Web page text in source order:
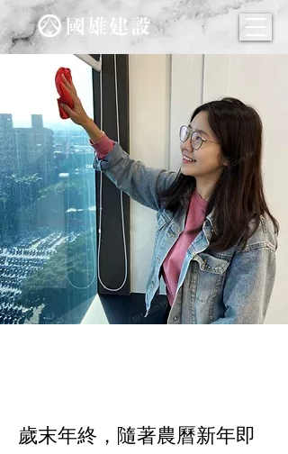
歲末年終，隨著農曆新年即